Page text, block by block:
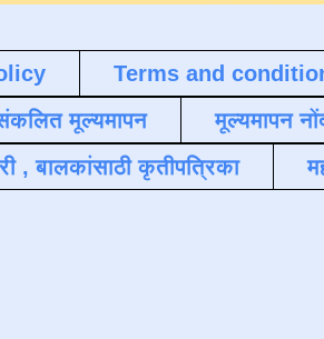
Terms and
मूल्यमापन
मूल्यमापन
, बालकांसाठी कृतीपत्रिका